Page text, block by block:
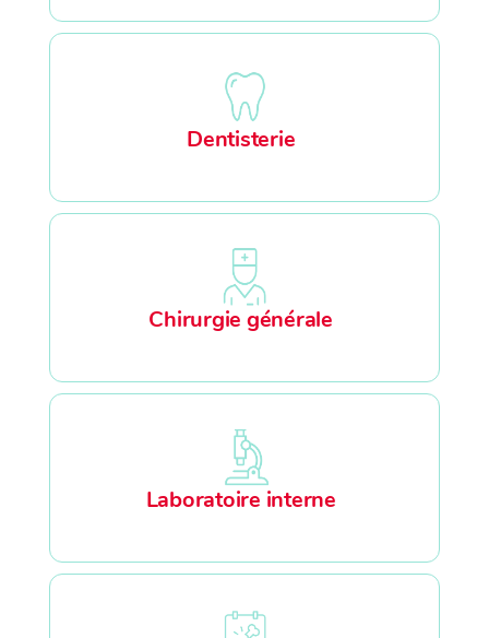
Dentisterie
Chirurgie générale
Laboratoire interne